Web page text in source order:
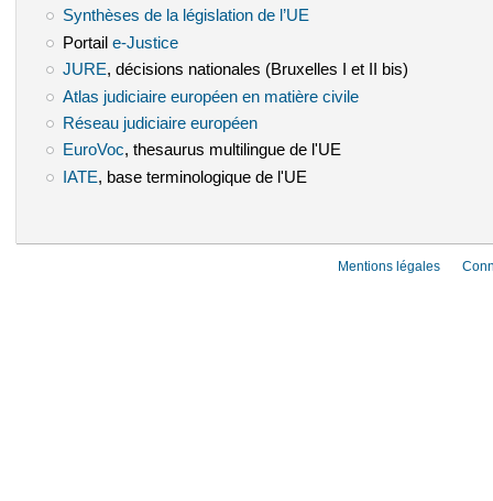
Synthèses de la législation de l’UE
Portail e-Justice(le lien est externe)
JURE(le lien est externe)
, décisions nationales (Bruxelles I et II bis)
Atlas judiciaire européen en matière civile(le lien est externe)
Réseau judiciaire européen(le lien est externe)
EuroVoc(le lien est externe)
, thesaurus multilingue de l'UE
IATE (le lien est externe)
, base terminologique de l'UE
Mentions légales